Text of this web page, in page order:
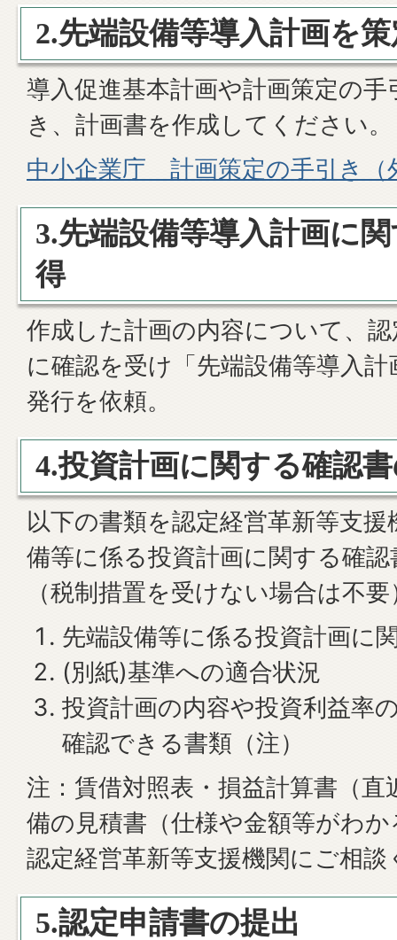
2.先端設備等導入計画を
導入促進基本計画や計画策定の
き、計画書を作成してください。
中小企業庁 計画策定の手引き（
3.先端設備等導入計画に
得
作成した計画の内容について、
に確認を受け「先端設備等導入
発行を依頼。
4.投資計画に関する確認
以下の書類を認定経営革新等支
備等に係る投資計画に関する確
（税制措置を受けない場合は不要
先端設備等に係る投資計画に
(別紙)基準への適合状況
投資計画の内容や投資利益率
確認できる書類（注）
注：賃借対照表・損益計算書（直
備の見積書（仕様や金額等がわ
認定経営革新等支援機関にご相
5.認定申請書の提出